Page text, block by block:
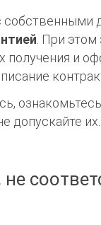
. При
получения и
допускайте их.